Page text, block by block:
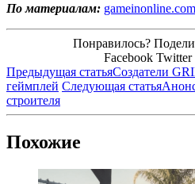
По материалам: gameinonline.com
Понравилось?
Facebook Twitter
Предыдущая статьяСоздатели
геймплей Следующая статья
строителя
Похожие